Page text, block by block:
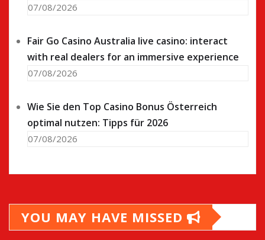
07/08/2026
Fair Go Casino Australia live casino: interact
with real dealers for an immersive experience
07/08/2026
Wie Sie den Top Casino Bonus Österreich
optimal nutzen: Tipps für 2026
07/08/2026
YOU MAY HAVE MISSED